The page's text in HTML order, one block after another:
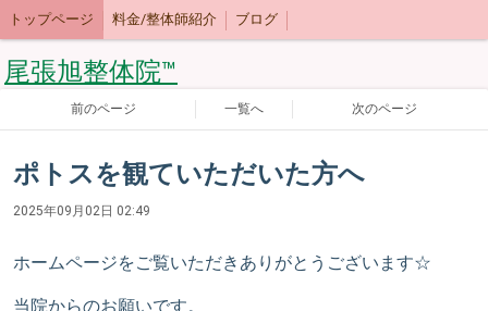
トップページ 料金/整体師紹介 ブログ
尾張旭整体院™
前のページ 一覧へ 次のページ
ポトスを観ていただいた方へ
2025年09月02日 02:49
ホームページをご覧いただきありがとうございます☆
当院からのお願いです。